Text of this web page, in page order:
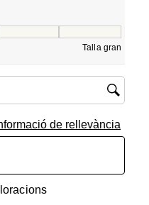
Talla gran
de cerca
de rellevància